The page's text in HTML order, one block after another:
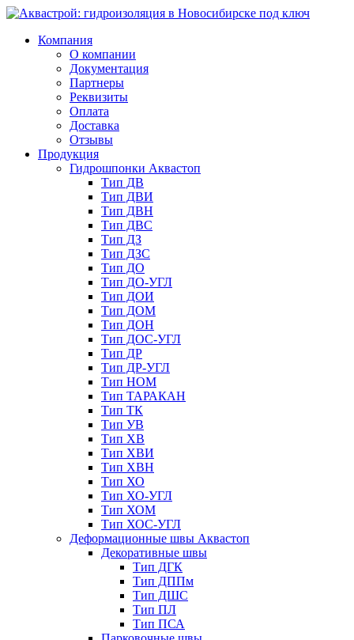
Компания
О компании
Документация
Партнеры
Реквизиты
Оплата
Доставка
Отзывы
Продукция
Гидрошпонки Аквастоп
Тип ДВ
Тип ДВИ
Тип ДВН
Тип ДВС
Тип ДЗ
Тип ДЗС
Тип ДО
Тип ДО-УГЛ
Тип ДОИ
Тип ДОМ
Тип ДОН
Тип ДОС-УГЛ
Тип ДР
Тип ДР-УГЛ
Тип НОМ
Тип ТАРАКАН
Тип ТК
Тип УВ
Тип ХВ
Тип ХВИ
Тип ХВН
Тип ХО
Тип ХО-УГЛ
Тип ХОМ
Тип ХОС-УГЛ
Деформационные швы Аквастоп
Декоративные швы
Тип ДГК
Тип ДППм
Тип ДШС
Тип ПЛ
Тип ПСА